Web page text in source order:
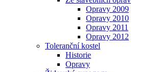
Opravy 2009
Opravy 2010
Opravy 2011
Opravy 2012
Toleranční kostel
Historie
Opravy